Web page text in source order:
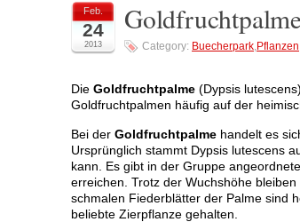
Feb.
24
2013 Category: Buecherpark,Pflanzen
Die Goldfruchtpalme (Dypsis
Goldfruchtpalmen häufig auf der
Bei der Goldfruchtpalme handelt es
Ursprünglich stammt Dypsis lutescens
kann. Es gibt in der Gruppe
erreichen. Trotz der Wuchshöhe
schmalen Fiederblätter der Palme sind
beliebte Zierpflanze gehalten.